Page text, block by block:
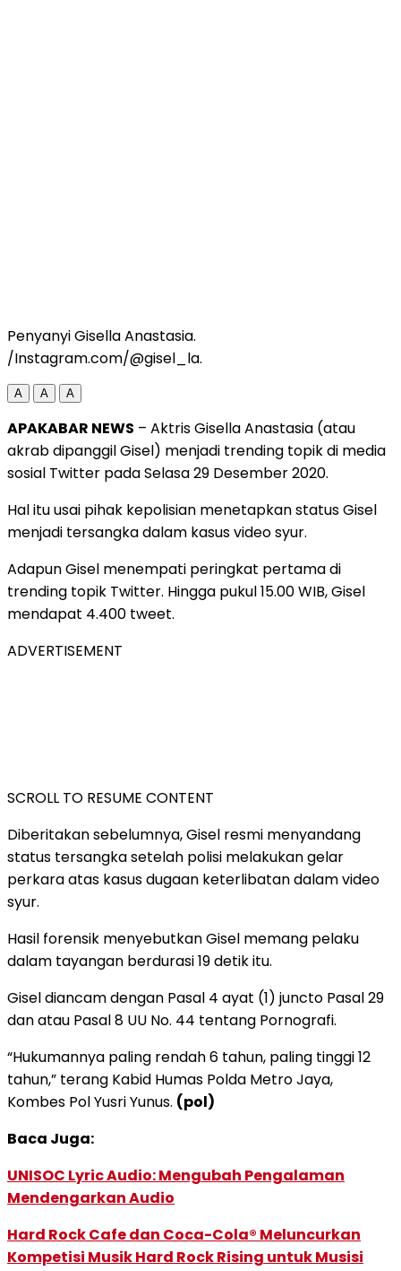
Penyanyi Gisella Anastasia.
/Instagram.com/@gisel_la.
A A A
APAKABAR NEWS – Aktris Gisella Anastasia (atau
akrab dipanggil Gisel) menjadi trending topik di media
sosial Twitter pada Selasa 29 Desember 2020.
Hal itu usai pihak kepolisian menetapkan status Gisel
menjadi tersangka dalam kasus video syur.
Adapun Gisel menempati peringkat pertama di
trending topik Twitter. Hingga pukul 15.00 WIB, Gisel
mendapat 4.400 tweet.
ADVERTISEMENT
SCROLL TO RESUME CONTENT
Diberitakan sebelumnya, Gisel resmi menyandang
status tersangka setelah polisi melakukan gelar
perkara atas kasus dugaan keterlibatan dalam video
syur.
Hasil forensik menyebutkan Gisel memang pelaku
dalam tayangan berdurasi 19 detik itu.
Gisel diancam dengan Pasal 4 ayat (1) juncto Pasal 29
dan atau Pasal 8 UU No. 44 tentang Pornografi.
“Hukumannya paling rendah 6 tahun, paling tinggi 12
tahun,” terang Kabid Humas Polda Metro Jaya,
Kombes Pol Yusri Yunus. (pol)
Baca Juga:
UNISOC Lyric Audio: Mengubah Pengalaman
Mendengarkan Audio
Hard Rock Cafe dan Coca-Cola® Meluncurkan
Kompetisi Musik Hard Rock Rising untuk Musisi